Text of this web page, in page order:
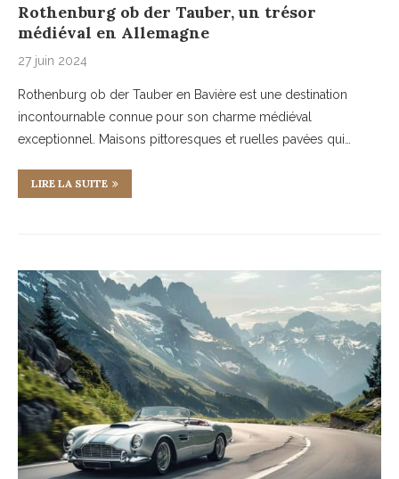
Rothenburg ob der Tauber, un trésor
médiéval en Allemagne
27 juin 2024
Rothenburg ob der Tauber en Bavière est une destination
incontournable connue pour son charme médiéval
exceptionnel. Maisons pittoresques et ruelles pavées qui…
LIRE LA SUITE